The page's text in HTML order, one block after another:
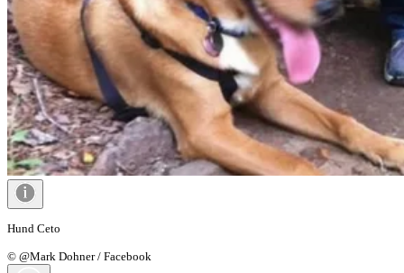
Hund Ceto
© @Mark Dohner / Facebook